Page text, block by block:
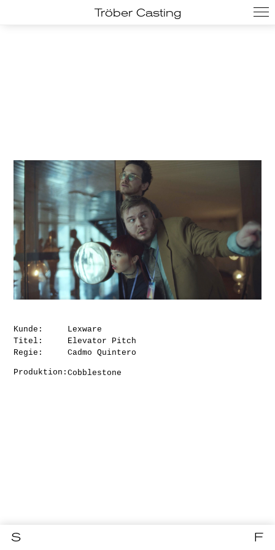
Tröber Casting
S F
Kunde:
Lexware
Titel:
Elevator Pitch
Regie:
Cadmo Quintero
Produktion:Cobblestone